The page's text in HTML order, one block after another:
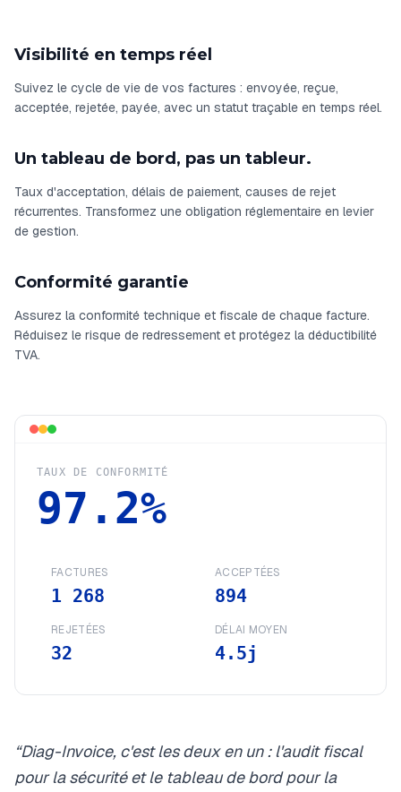
Visibilité en temps réel
Suivez le cycle de vie de vos factures : envoyée, reçue,
acceptée, rejetée, payée, avec un statut traçable en temps réel.
Un tableau de bord, pas un tableur.
Taux d'acceptation, délais de paiement, causes de rejet
récurrentes. Transformez une obligation réglementaire en levier
de gestion.
Conformité garantie
Assurez la conformité technique et fiscale de chaque facture.
Réduisez le risque de redressement et protégez la déductibilité
TVA.
TAUX DE CONFORMITÉ
97.2%
FACTURES
1 268
ACCEPTÉES
894
REJETÉES
32
DÉLAI MOYEN
4.5j
“Diag-Invoice, c'est les deux en un : l'audit fiscal
pour la sécurité et le tableau de bord pour la